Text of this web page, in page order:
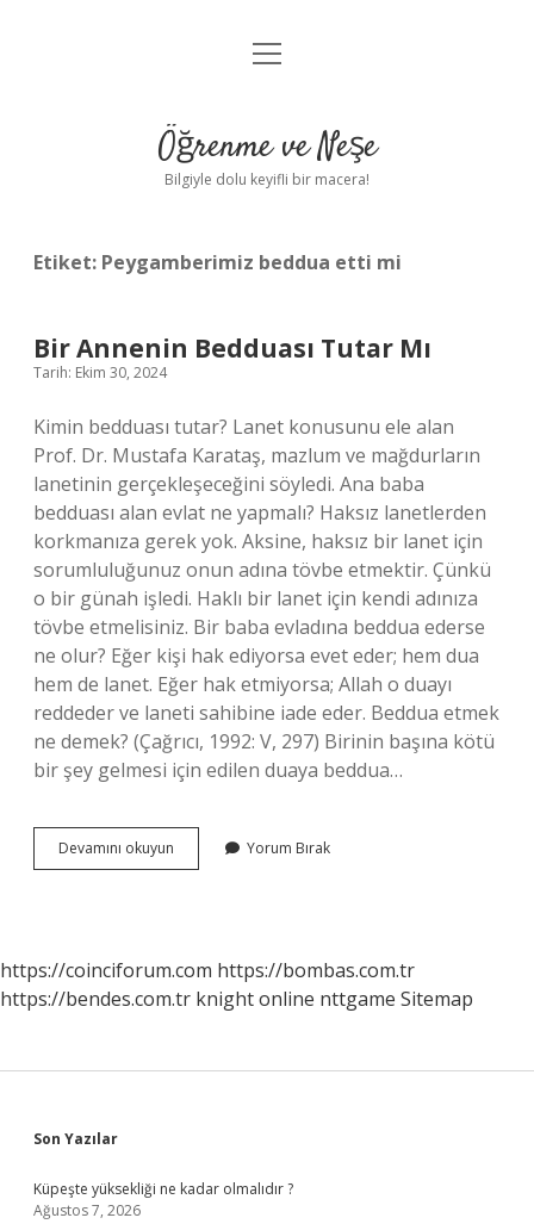
Anasayfa
Yasal Uyarı
menüyü
Öğrenme ve Neşe
Bilgiyle dolu keyifli bir macera!
Etiket: Peygamberimiz beddua etti mi
Bir Annenin Bedduası Tutar Mı
Tarih: Ekim 30, 2024
Kimin bedduası tutar? Lanet konusunu ele alan
Prof. Dr. Mustafa Karataş, mazlum ve mağdurların
lanetinin gerçekleşeceğini söyledi. Ana baba
bedduası alan evlat ne yapmalı? Haksız lanetlerden
korkmanıza gerek yok. Aksine, haksız bir lanet için
sorumluluğunuz onun adına tövbe etmektir. Çünkü
o bir günah işledi. Haklı bir lanet için kendi adınıza
tövbe etmelisiniz. Bir baba evladına beddua ederse
ne olur? Eğer kişi hak ediyorsa evet eder; hem dua
hem de lanet. Eğer hak etmiyorsa; Allah o duayı
reddeder ve laneti sahibine iade eder. Beddua etmek
ne demek? (Çağrıcı, 1992: V, 297) Birinin başına kötü
bir şey gelmesi için edilen duaya beddua…
Devamını okuyun
Annenin
Yorum Bırak
https://coinciforum.com https://bombas.com.tr
https://bendes.com.tr knight online nttgame Sitemap
Sidebar
Son Yazılar
Küpeşte yüksekliği ne kadar olmalıdır ?
Ağustos 7, 2026